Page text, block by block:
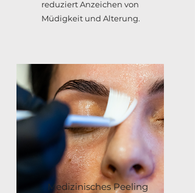
reduziert Anzeichen von
Müdigkeit und Alterung.
Medizinisches Peeling